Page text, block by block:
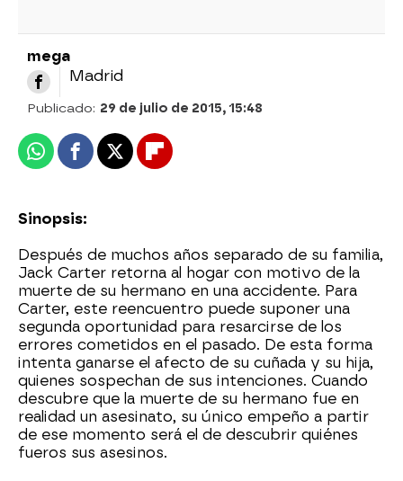
mega
Madrid
Publicado: 29 de julio de 2015, 15:48
WhatsappFacebook
X Flipboard
Sinopsis:
Después de muchos años separado de su familia,
Jack Carter retorna al hogar con motivo de la
muerte de su hermano en una accidente. Para
Carter, este reencuentro puede suponer una
segunda oportunidad para resarcirse de los
errores cometidos en el pasado. De esta forma
intenta ganarse el afecto de su cuñada y su hija,
quienes sospechan de sus intenciones. Cuando
descubre que la muerte de su hermano fue en
realidad un asesinato, su único empeño a partir
de ese momento será el de descubrir quiénes
fueros sus asesinos.